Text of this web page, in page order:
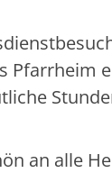
Pfarrheim
an alle